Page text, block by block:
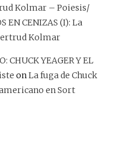
Kolmar – Poiesis/
EN CENIZAS (I): La
Kolmar
CHUCK YEAGER Y EL
onLa fuga de Chuck
en Sort